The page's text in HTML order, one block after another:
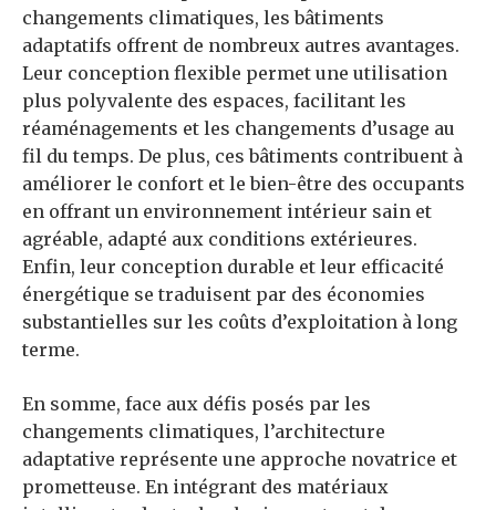
changements climatiques, les bâtiments
adaptatifs offrent de nombreux autres avantages.
Leur conception flexible permet une utilisation
plus polyvalente des espaces, facilitant les
réaménagements et les changements d’usage au
fil du temps. De plus, ces bâtiments contribuent à
améliorer le confort et le bien-être des occupants
en offrant un environnement intérieur sain et
agréable, adapté aux conditions extérieures.
Enfin, leur conception durable et leur efficacité
énergétique se traduisent par des économies
substantielles sur les coûts d’exploitation à long
terme.
En somme, face aux défis posés par les
changements climatiques, l’architecture
adaptative représente une approche novatrice et
prometteuse. En intégrant des matériaux